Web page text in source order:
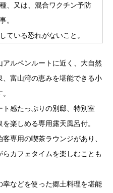
、又は、混合ワクチン予防
。
ている恐れがないこと。
ルペンルートに近く、大自然
富山湾の恵みを堪能できる小
感たっぷりの別邸、特別室
楽しめる専用露天風呂付。
専用の喫茶ラウンジがあり、
カフェタイムを楽しむことも
などを使った郷土料理を堪能